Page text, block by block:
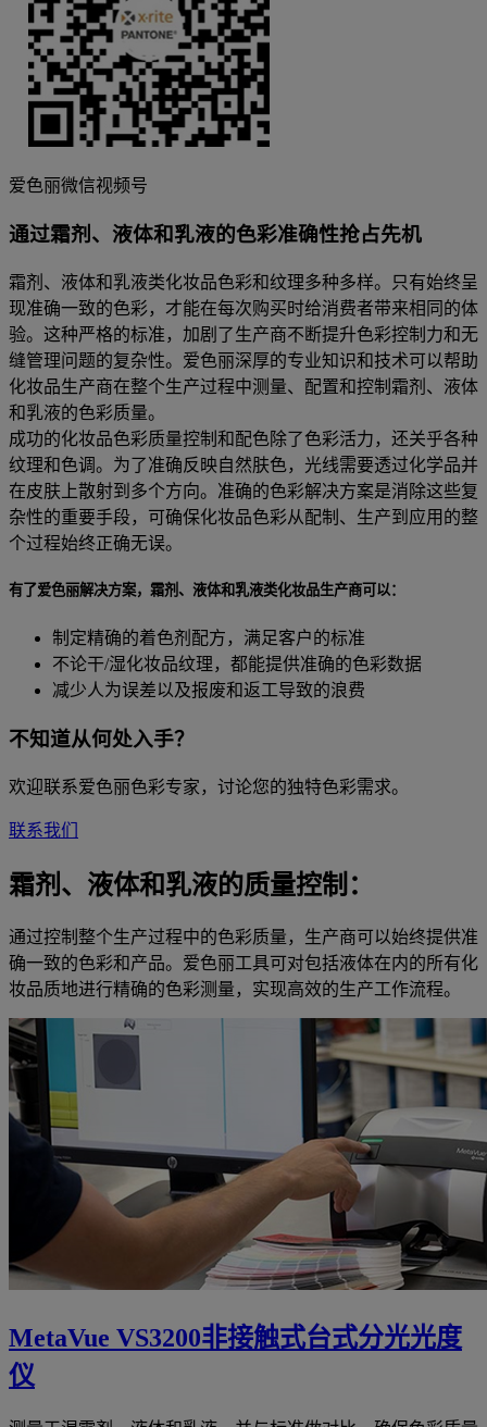
爱色丽微信视频号
通过霜剂、液体和乳液的色彩准确性抢占先机
霜剂、液体和乳液类化妆品色彩和纹理多种多样。只有始终呈
现准确一致的色彩，才能在每次购买时给消费者带来相同的体
验。这种严格的标准，加剧了生产商不断提升色彩控制力和无
缝管理问题的复杂性。爱色丽深厚的专业知识和技术可以帮助
化妆品生产商在整个生产过程中测量、配置和控制霜剂、液体
和乳液的色彩质量。
成功的化妆品色彩质量控制和配色除了色彩活力，还关乎各种
纹理和色调。为了准确反映自然肤色，光线需要透过化学品并
在皮肤上散射到多个方向。准确的色彩解决方案是消除这些复
杂性的重要手段，可确保化妆品色彩从配制、生产到应用的整
个过程始终正确无误。
有了爱色丽解决方案，霜剂、液体和乳液类化妆品生产商可以：
制定精确的着色剂配方，满足客户的标准
不论干/湿化妆品纹理，都能提供准确的色彩数据
减少人为误差以及报废和返工导致的浪费
不知道从何处入手？
欢迎联系爱色丽色彩专家，讨论您的独特色彩需求。
联系我们
霜剂、液体和乳液的质量控制：
通过控制整个生产过程中的色彩质量，生产商可以始终提供准
确一致的色彩和产品。爱色丽工具可对包括液体在内的所有化
妆品质地进行精确的色彩测量，实现高效的生产工作流程。
MetaVue VS3200非接触式台式分光光度
仪